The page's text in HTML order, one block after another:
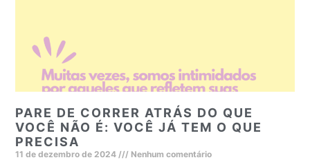
PARE DE CORRER ATRÁS DO QUE
VOCÊ NÃO É: VOCÊ JÁ TEM O QUE
PRECISA
11 de dezembro de 2024 Nenhum comentário